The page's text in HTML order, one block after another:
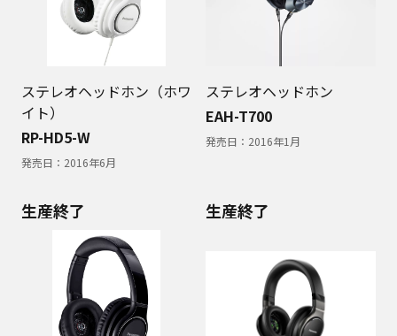
ステレオヘッドホン（ホワ
イト）
RP-HD5-W
発売日： 2016年6月
ステレオヘッドホン
EAH-T700
発売日： 2016年1月
生産終了 生産終了